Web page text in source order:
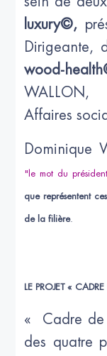
luxury©,
Dirigeante,
wood-
WALLON,
Affaires
Dominique
"le mot du
que représentent
de la filière.
LE PROJET «
« Cadre de
des quatre